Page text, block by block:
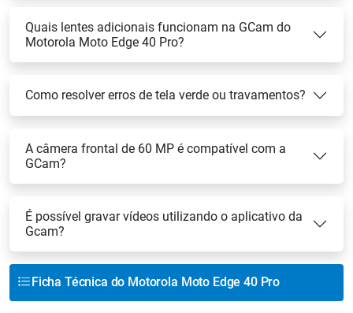
Quais lentes adicionais funcionam na GCam do
Motorola Moto Edge 40 Pro?
Como resolver erros de tela verde ou travamentos?
A câmera frontal de 60 MP é compatível com a
GCam?
É possível gravar vídeos utilizando o aplicativo da
Gcam?
Ficha Técnica do Motorola Moto Edge 40 Pro